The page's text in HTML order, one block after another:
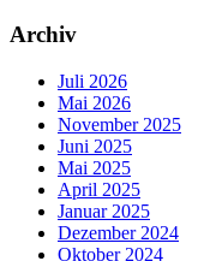
Archiv
Juli 2026
Mai 2026
November 2025
Juni 2025
Mai 2025
April 2025
Januar 2025
Dezember 2024
Oktober 2024